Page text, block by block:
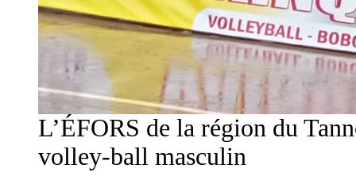
L’ÉFORS de la région du
volley-ball masculin